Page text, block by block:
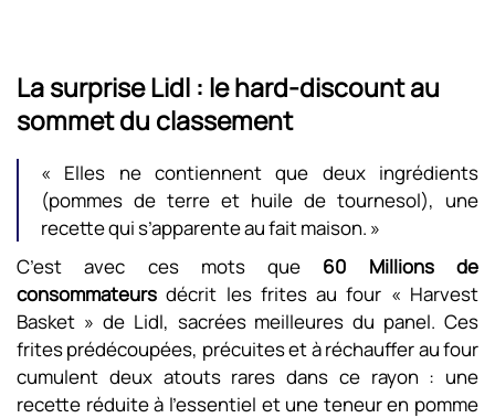
La surprise Lidl : le hard-discount au
sommet du classement
« Elles ne contiennent que deux ingrédients
(pommes de terre et huile de tournesol), une
recette qui s’apparente au fait maison. »
C’est avec ces mots que 60 Millions de
consommateurs décrit les frites au four « Harvest
Basket » de Lidl, sacrées meilleures du panel. Ces
frites prédécoupées, précuites et à réchauffer au four
cumulent deux atouts rares dans ce rayon : une
recette réduite à l’essentiel et une teneur en pomme